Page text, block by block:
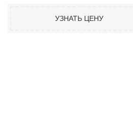
УЗНАТЬ ЦЕНУ